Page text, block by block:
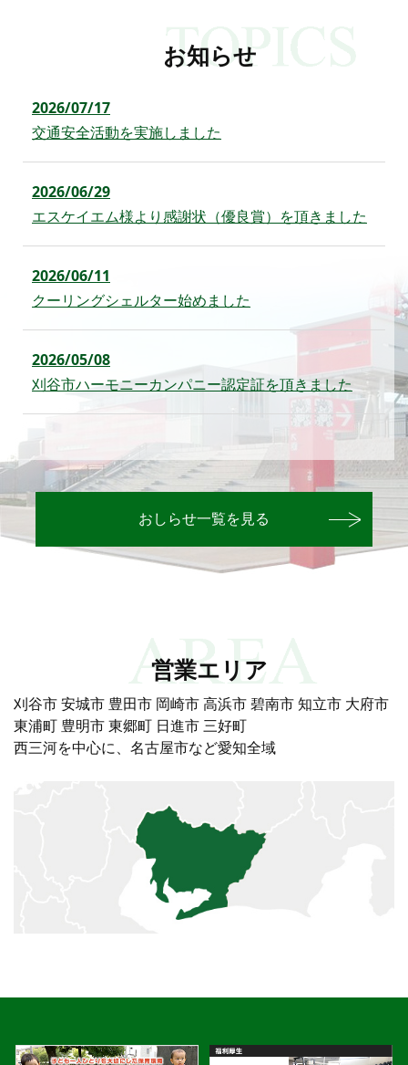
お知らせ
2026/07/17
交通安全活動を実施しました
2026/06/29
エスケイエム様より感謝状（優良賞）を頂きました
2026/06/11
クーリングシェルター始めました
2026/05/08
刈谷市ハーモニーカンパニー認定証を頂きました
おしらせ一覧を見る
営業エリア
刈谷市 安城市 豊田市 岡崎市 高浜市碧南市知立市 大府市
東浦町 豊明市東郷町 日進市三好町
西三河を中心に、名古屋市など愛知全域